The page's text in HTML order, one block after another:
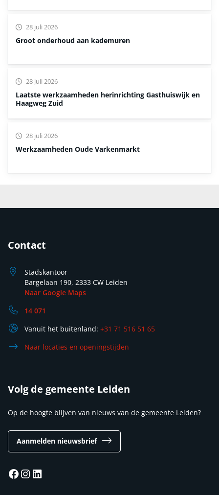
Groot onderhoud aan kademuren
28 juli 2026
Laatste werkzaamheden herinrichting Gasthuiswijk en
Haagweg Zuid
28 juli 2026
Werkzaamheden Oude Varkenmarkt
28 juli 2026
Contact
Stadskantoor
Bargelaan 190, 2333 CW Leiden
Naar Google Maps
14 071
Vanuit het buitenland: +31 71 516 51 65
Naar locaties en openingstijden
Volg de gemeente Leiden
Op de hoogte blijven van nieuws van de gemeente Leiden?
Aanmelden nieuwsbrief
Facebook
Instagram
LinkedIn